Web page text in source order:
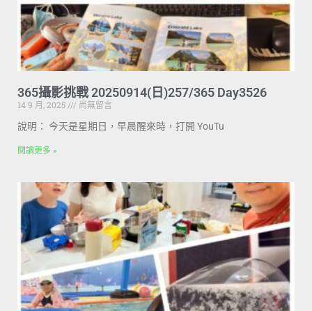
365攝影挑戰 20250914(日)257/365 Day3526
14 9 月, 2025
尚無留言
說明： 今天是星期日，早晨醒來時，打開 YouTu
閱讀更多 »